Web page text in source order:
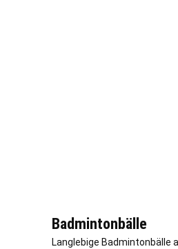
Badmintonbälle
Langlebige Badmintonbälle